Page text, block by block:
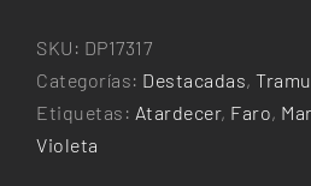
cantidad
SKU: DP17317
Categorías: Destacadas,
Etiquetas: Atardecer, Faro, Mar
Violeta